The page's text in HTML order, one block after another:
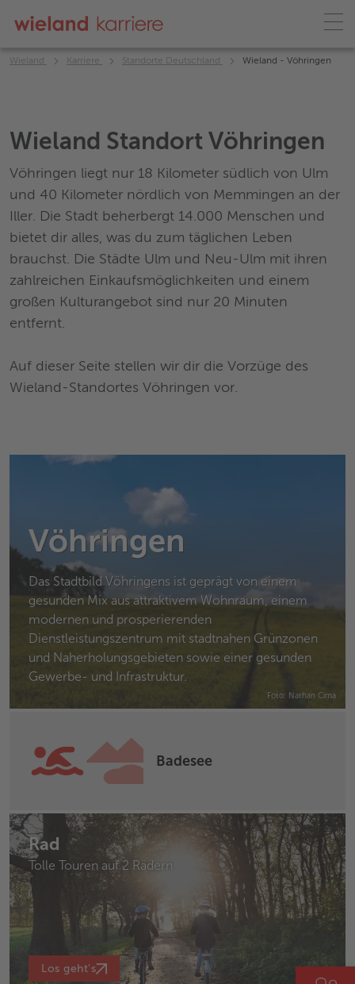
Wieland Karriere Standorte Deutschland Wieland - Vöhringen
Wieland Standort Vöhringen
Vöhringen liegt nur 18 Kilometer südlich von Ulm
und 40 Kilometer nördlich von Memmingen an der
Iller. Die Stadt beherbergt 14.000 Menschen und
bietet dir alles, was du zum täglichen Leben
brauchst. Die Städte Ulm und Neu-Ulm mit ihren
zahlreichen Einkaufsmöglichkeiten und einem
großen Kulturangebot sind nur 20 Minuten
entfernt.
Auf dieser Seite stellen wir dir die Vorzüge des
Wieland-Standortes Vöhringen vor.